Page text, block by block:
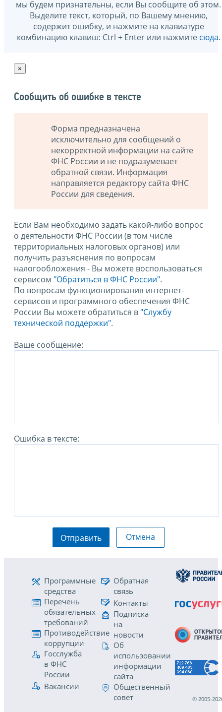
мы будем признательны, если Вы сообщите об этом.
Выделите текст, который, по Вашему мнению,
содержит ошибку, и нажмите на клавиатуре
комбинацию клавиш: Ctrl + Enter или нажмите сюда.
×
Сообщить об ошибке в тексте
Форма предназначена
исключительно для сообщений о
некорректной информации на сайте
ФНС России и не подразумевает
обратной связи. Информация
направляется редактору сайта ФНС
России для сведения.
Если Вам необходимо задать какой-либо вопрос
о деятельности ФНС России (в том числе
территориальных налоговых органов) или
получить разъяснения по вопросам
налогообложения - Вы можете воспользоваться
сервисом "Обратиться в ФНС России".
По вопросам функционирования интернет-
сервисов и программного обеспечения ФНС
России Вы можете обратиться в "Службу
технической поддержки".
Ваше сообщение:
Ошибка в тексте:
Отправить Отмена
Программные
средства
Перечень
обязательных
требований
Противодействие
коррупции
Госслужба
в ФНС
России
Вакансии
Обратная
связь
Контакты
Подписка
на
новости
Об
использовании
информации
сайта
Общественный
совет
© 2005-